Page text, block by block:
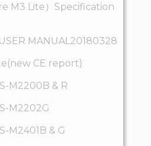
M3 Lite）Specification
MANUAL20180328
CE report)
M2200B & R
M2202G
M2401B & G